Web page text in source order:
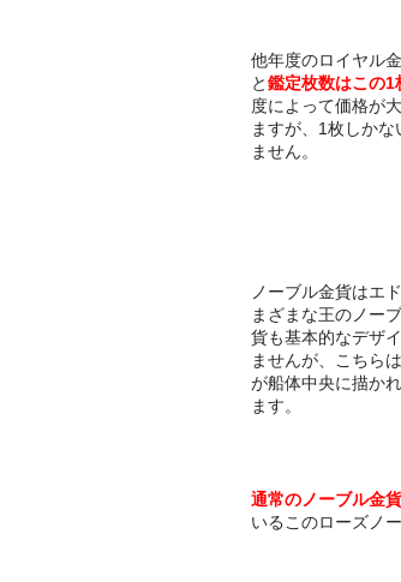
他年度のロイヤル
と鑑定枚数はこの1
度によって価格が
ますが、1枚しか
ません。
ノーブル金貨はエ
まざまな王のノー
貨も基本的なデザ
ませんが、こちらは
が船体中央に描か
ます。
通常のノーブル金
いるこのローズノ